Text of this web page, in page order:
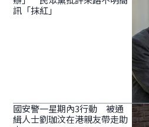
訊「抹紅」
國安警一星期內3行動 被通
緝人士劉珈汶在港親友帶走助